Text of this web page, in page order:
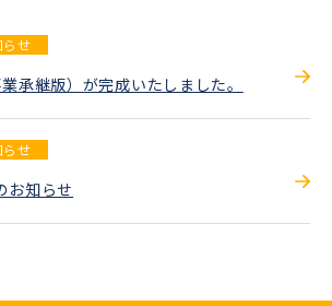
らせ
承継版）が完成いたしました。
らせ
お知らせ